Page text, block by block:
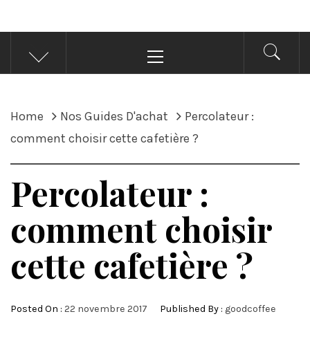
Menu
Home Nos Guides D'achat
Percolateur :
comment choisir cette cafetière ?
Percolateur :
comment choisir
cette cafetière ?
Posted On : 22 novembre 2017 Published By : goodcoffee